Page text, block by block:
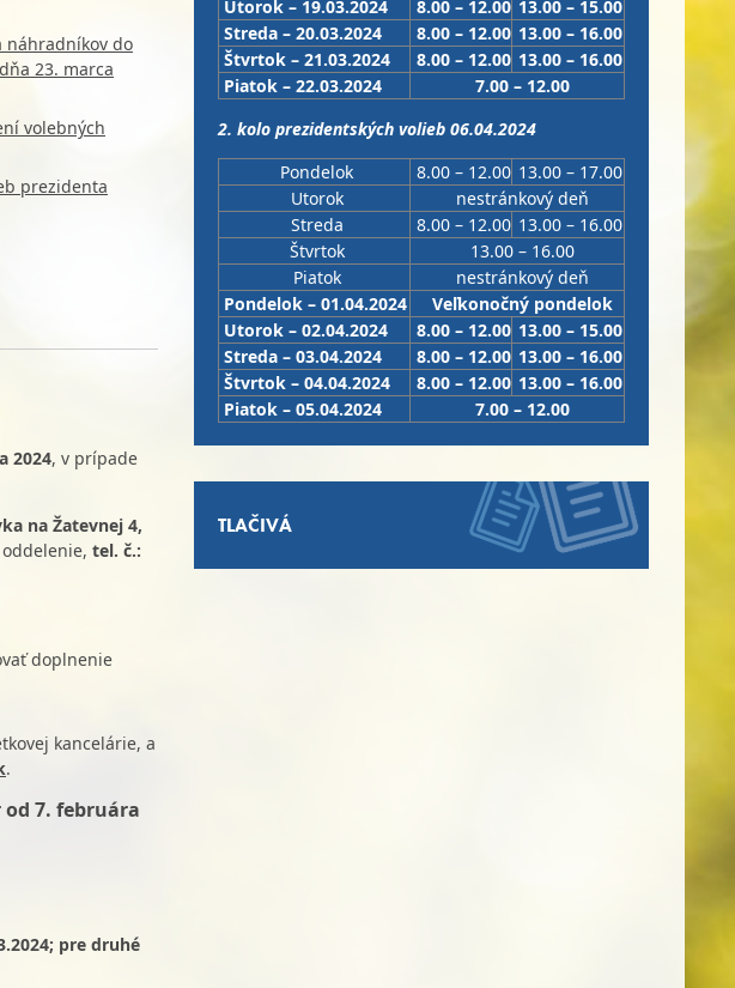
náhradníkov do
23. marca
volebných
prezidenta
2024, v prípade
na Žatevnej 4,
tel. č.:
doplnenie
kancelárie, a
.
7. februára
pre druhé
Utorok – 19.03.2024
8.00 – 12.00 13.00 – 15.00
Streda – 20.03.2024
8.00 – 12.00 13.00 – 16.00
Štvrtok – 21.03.2024
8.00 – 12.00 13.00 – 16.00
Piatok – 22.03.2024
7.00 – 12.00
2. kolo prezidentských volieb 06.04.2024
Pondelok
8.00 – 12.00 13.00 – 17.00
Utorok
nestránkový deň
Streda
8.00 – 12.00 13.00 – 16.00
Štvrtok
13.00 – 16.00
Piatok
nestránkový deň
Pondelok – 01.04.2024
Veľkonočný pondelok
Utorok – 02.04.2024
8.00 – 12.00 13.00 – 15.00
Streda – 03.04.2024
8.00 – 12.00 13.00 – 16.00
Štvrtok – 04.04.2024
8.00 – 12.00 13.00 – 16.00
Piatok – 05.04.2024
7.00 – 12.00
TLAČIVÁ